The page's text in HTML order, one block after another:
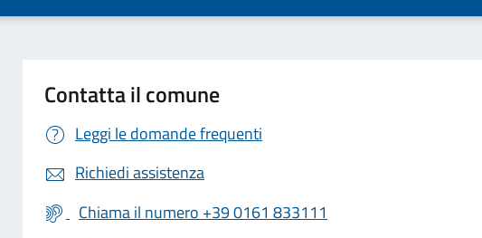
Contatta il comune
Leggi le domande frequenti
Richiedi assistenza
Chiama il numero +39 0161 833111